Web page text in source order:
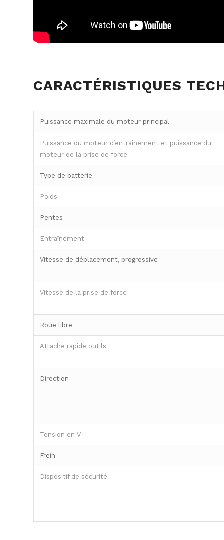
CARACTÉRISTIQUES
Puissance maximale du moteur principal
Puissance du moteur d’entraînement et puissance du
moteur de la prise de force
Type de batterie
Poids
Pentes
Entraînement
Vitesse de déplacement, progressive
Vitesse de la prise de force
Roue libre
Attache rapide outils
Direction
Tension en V
Frein
Dispositif de sécurité